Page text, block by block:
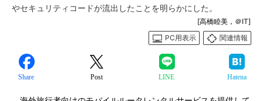
やセキュリティコードが流出したことを明らかにした。
[高橋睦美，＠IT]
PC用表示
関連情報
Share Post LINE Hatena